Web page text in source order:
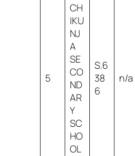
5
CH
IKU
NJ
A
SE
CO
ND
AR
Y
SC
HO
OL
S.6
38
6
n/a